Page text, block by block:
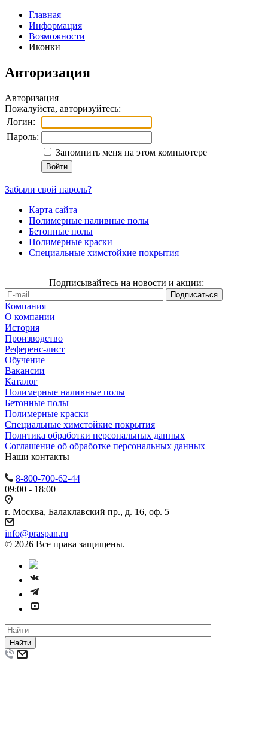
Главная
Информация
Возможности
Иконки
Авторизация
Авторизация
Пожалуйста, авторизуйтесь:
Логин:
Пароль:
Запомнить меня на этом компьютере
Забыли свой пароль?
Карта сайта
Полимерные наливные полы
Бетонные полы
Полимерные краски
Специальные химстойкие покрытия
Подписывайтесь на новости и акции:
Компания
О компании
История
Производство
Референс-лист
Обучение
Вакансии
Каталог
Полимерные наливные полы
Бетонные полы
Полимерные краски
Специальные химстойкие покрытия
Политика обработки персональных данных
Cоглашение об обработке персональных данных
Наши контакты
8-800-700-62-44
09:00 - 18:00
г. Москва, Балаклавский пр., д. 16, оф. 5
info@praspan.ru
© 2026 Все права защищены.
Найти